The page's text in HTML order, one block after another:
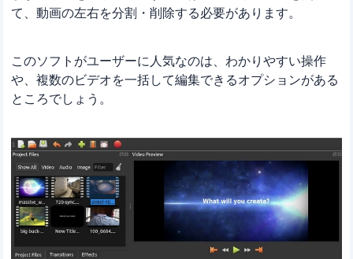
て、動画の左右を分割・削除する必要があります。
このソフトがユーザーに人気なのは、わかりやすい操作
や、複数のビデオを一括して編集できるオプションがある
ところでしょう。